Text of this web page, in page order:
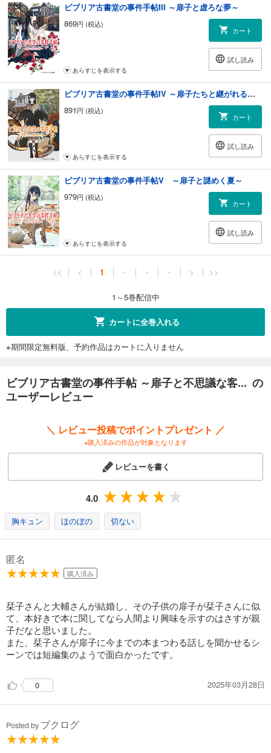
ビブリア古書堂の事件手帖III ～扉子と虚ろな夢～
869円 (税込)
カート
試し読み
あらすじを表示する
ビブリア古書堂の事件手帖IV ～扉子たちと継がれる道～
891円 (税込)
カート
試し読み
あらすじを表示する
ビブリア古書堂の事件手帖V ～扉子と謎めく夏～
979円 (税込)
カート
試し読み
あらすじを表示する
<< < 1 ・ ・ ・ > >>
1～5巻配信中
カートに全巻入れる
※期間限定無料版、予約作品はカートに入りません
ビブリア古書堂の事件手帖 ～扉子と不思議な客... の
ユーザーレビュー
＼ レビュー投稿でポイントプレゼント ／
※購入済みの作品が対象となります
レビューを書く
4.0
胸キュン ほのぼの 切ない
匿名
購入済み
栞子さんと大輔さんが結婚し、その子供の扉子が栞子さんに似
て、本好きで本に関してなら人間より興味を示すのはさすが親
子だなと思いました。
また、栞子さんが扉子に今までの本まつわる話しを聞かせるシ
ーンでは短編集のようで面白かったです。
0 2025年03月28日
Posted by ブクログ